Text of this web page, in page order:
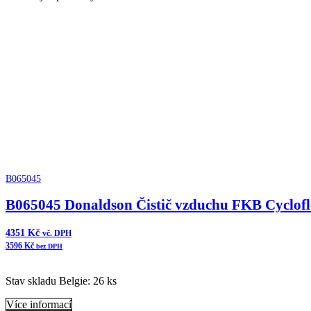
B065045
B065045 Donaldson Čistič vzduchu FKB
4351 Kč vč. DPH
3596 Kč bez DPH
Stav skladu Belgie: 26 ks
Více informací